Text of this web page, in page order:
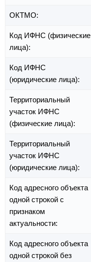
ОКТМО:
Код ИФНС (физические
лица):
Код ИФНС
(юридические лица):
Территориальный
участок ИФНС
(физические лица):
Территориальный
участок ИФНС
(юридические лица):
Код адресного объекта
одной строкой с
признаком
актуальности:
Код адресного объекта
одной строкой без